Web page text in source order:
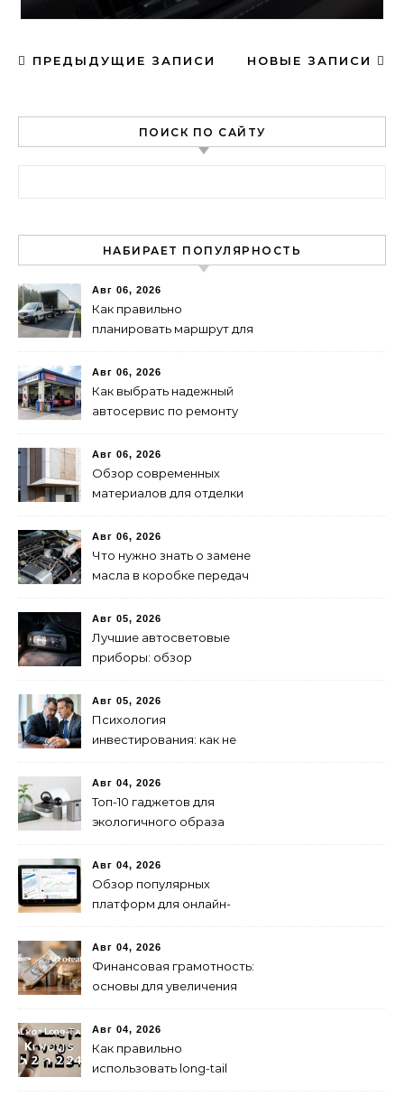
ПРЕДЫДУЩИЕ ЗАПИСИ НОВЫЕ ЗАПИСИ
ПОИСК ПО САЙТУ
НАБИРАЕТ ПОПУЛЯРНОСТЬ
Авг 06, 2026
Как правильно
планировать маршрут для
и методы
Авг 06, 2026
Как выбрать надежный
автосервис по ремонту
рекомендации
Авг 06, 2026
Обзор современных
материалов для отделки
решения
Авг 06, 2026
Что нужно знать о замене
масла в коробке передач
Авг 05, 2026
Лучшие автосветовые
приборы: обзор
безопасной езды
Авг 05, 2026
Психология
инвестирования: как не
рынка
Авг 04, 2026
Топ-10 гаджетов для
экологичного образа
Авг 04, 2026
Обзор популярных
платформ для онлайн-
Авг 04, 2026
Финансовая грамотность:
основы для увеличения
Авг 04, 2026
Как правильно
использовать long-tail